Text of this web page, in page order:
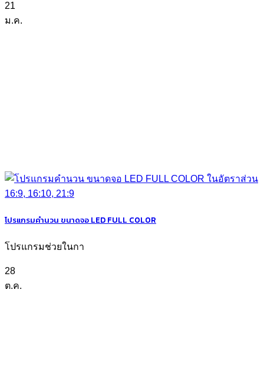
21
ม.ค.
โปรแกรมคำนวน ขนาดจอ LED FULL COLOR
โปรแกรมช่วยในกา
28
ต.ค.